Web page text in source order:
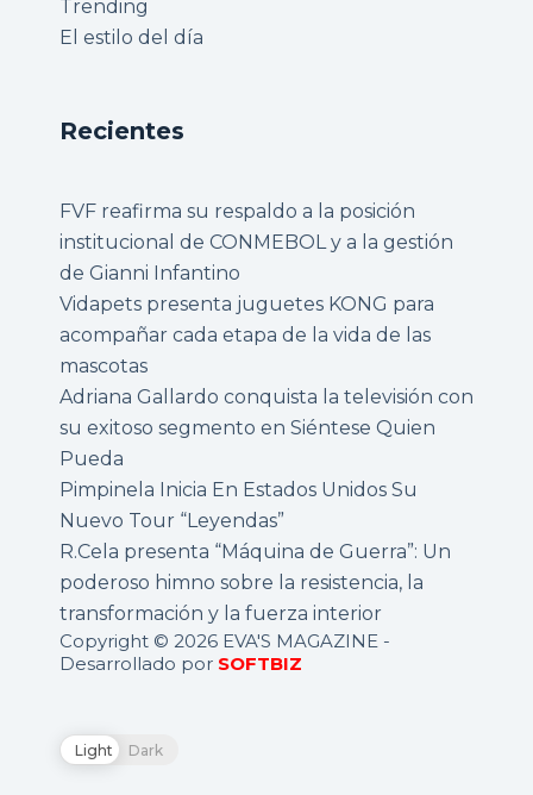
Trending
El estilo del día
Recientes
FVF reafirma su respaldo a la posición
institucional de CONMEBOL y a la gestión
de Gianni Infantino
Vidapets presenta juguetes KONG para
acompañar cada etapa de la vida de las
mascotas
Adriana Gallardo conquista la televisión con
su exitoso segmento en Siéntese Quien
Pueda
Pimpinela Inicia En Estados Unidos Su
Nuevo Tour “Leyendas”
R.Cela presenta “Máquina de Guerra”: Un
poderoso himno sobre la resistencia, la
transformación y la fuerza interior
Copyright © 2026 EVA'S MAGAZINE -
Desarrollado por SOFTBIZ
Light Dark